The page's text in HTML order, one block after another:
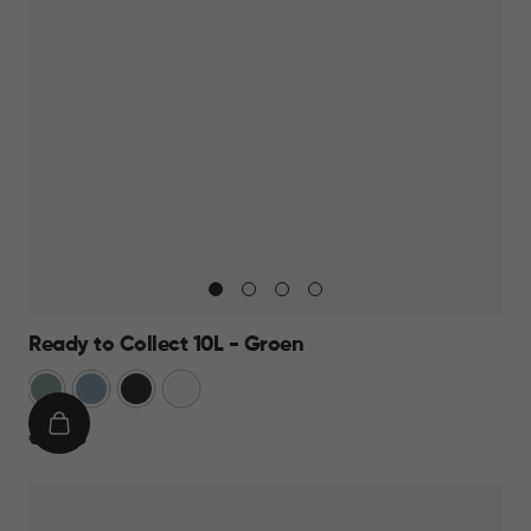
Ready to Collect 10L - Groen
GroenBlauwDonkergrijs
€
€ 14,95
IN